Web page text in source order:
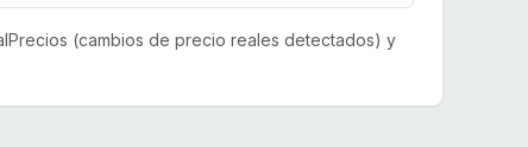
(cambios de precio reales detectados) y